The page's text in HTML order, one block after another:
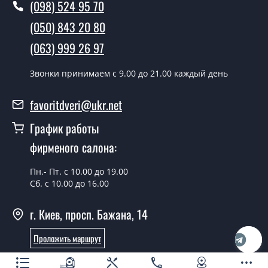
день.
Можно на сегодня вызвать
замерщика?
металлические двери?
Да, мы имеем большой ассортимент готовых
металлических дверей.
металлических дверей?
Нужны металлические двери эконом
класса, что посоветуете?
Каждый наш совет индивидуальный, в том числе и по
(098) 524 95 70
(050) 843 20 80
(063) 999 26 97
Звонки принимаем c 9.00 до 21.00 каждый день
favoritdveri@ukr.net
График работы
фирменого салона:
Пн.- Пт. с 10.00 до 19.00
Сб. с 10.00 до 16.00
г. Киев, просп. Бажана, 14
Проложить маршрут
Онлайн консультант